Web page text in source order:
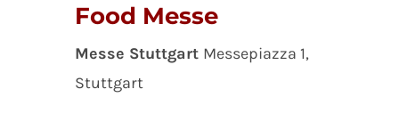
Food Messe
Messe Stuttgart Messepiazza 1,
Stuttgart